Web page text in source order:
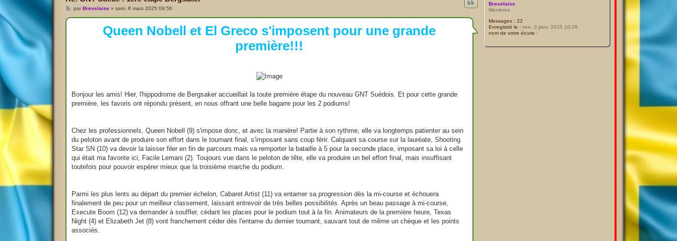
Brevelaise
Membres
Messages : 22
Enregistré le : ven. 3 janv. 2025 10:26
nom de votre écurie :
M
s
par Brevelaise» sam. 8 mars 2025 09:56
Queen Nobell et El Greco s'imposent pour une grande
première!!!
Bonjour les amis! Hier, l'hippodrome de Bergsaker accueillait la toute première étape du nouveau GNT Suédois. Et pour cette grande
première, les favoris ont répondu présent, en nous offrant une belle bagarre pour les 2 podiums!
Chez les professionnels, Queen Nobell (9) s'impose donc, et avec la manière! Partie à son rythme, elle va longtemps patienter au sein
du peloton avant de produire son effort dans le tournant final, s'imposant sans coup férir. Calquant sa course sur la lauréate, Shooting
Star SN (10) va devoir la laisser filer en fin de parcours mais va remporter la bataille à 5 pour la seconde place, imposant sa loi à celle
qui était ma favorite ici, Facile Lemani (2). Toujours vue dans le peloton de tête, elle va produire un bel effort final, mais insuffisant
toutefois pour pouvoir espérer mieux que la troisième marche du podium.
Parmi les plus lents au départ du premier échelon, Cabaret Artist (11) va entamer sa progression dès la mi-course et échouera
finalement de peu pour un meilleur classement, laissant entrevoir de très belles possibilités. Après un beau passage à mi-course,
Execute Boom (12) va demander à souffler, cédant les places pour le podium tout à la fin. Animateurs de la première heure, Texas
Night (4) et Elizabeth Jet (8) vont franchement céder dès l'entame du dernier tournant, sauvant tout de même un chèque et les points
associés.